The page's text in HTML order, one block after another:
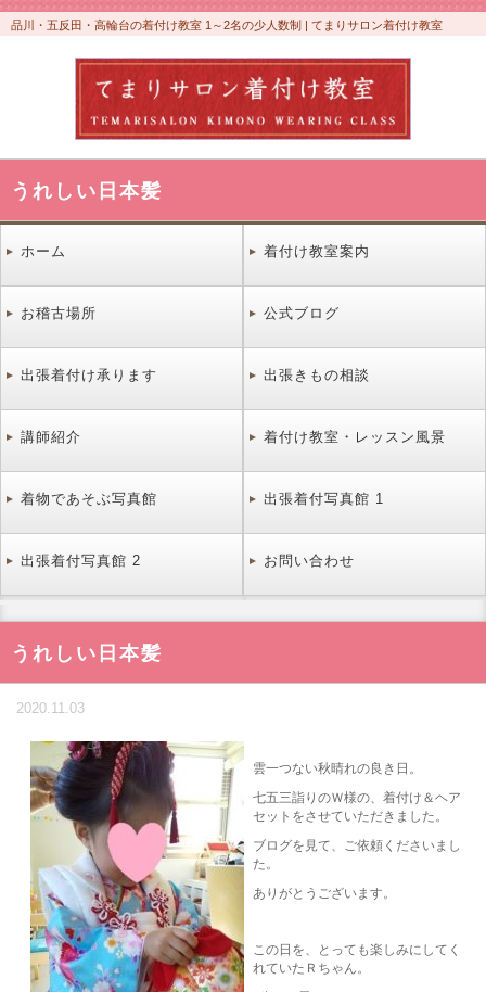
品川・五反田・高輪台の着付け教室 1～2名の少人数制 | てまりサロン着付け教室
うれしい日本髪
ホーム 着付け教室案内
お稽古場所 公式ブログ
出張着付け承ります 出張きもの相談
講師紹介 着付け教室・レッスン風景
着物であそぶ写真館 出張着付写真館 1
出張着付写真館 2 お問い合わせ
うれしい日本髪
2020.11.03
雲一つない秋晴れの良き日。
七五三詣りのＷ様の、着付け＆ヘア
セットをさせていただきました。
ブログを見て、ご依頼くださいまし
た。
ありがとうございます。
この日を、とっても楽しみにしてく
れていたＲちゃん。